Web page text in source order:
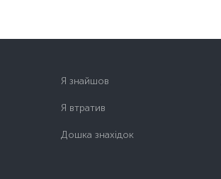
Я знайшов
Я втратив
Дошка знахідок